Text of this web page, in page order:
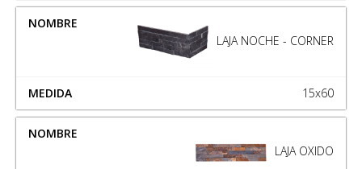
LAJA NOCHE - CORNER
15x60
LAJA OXIDO